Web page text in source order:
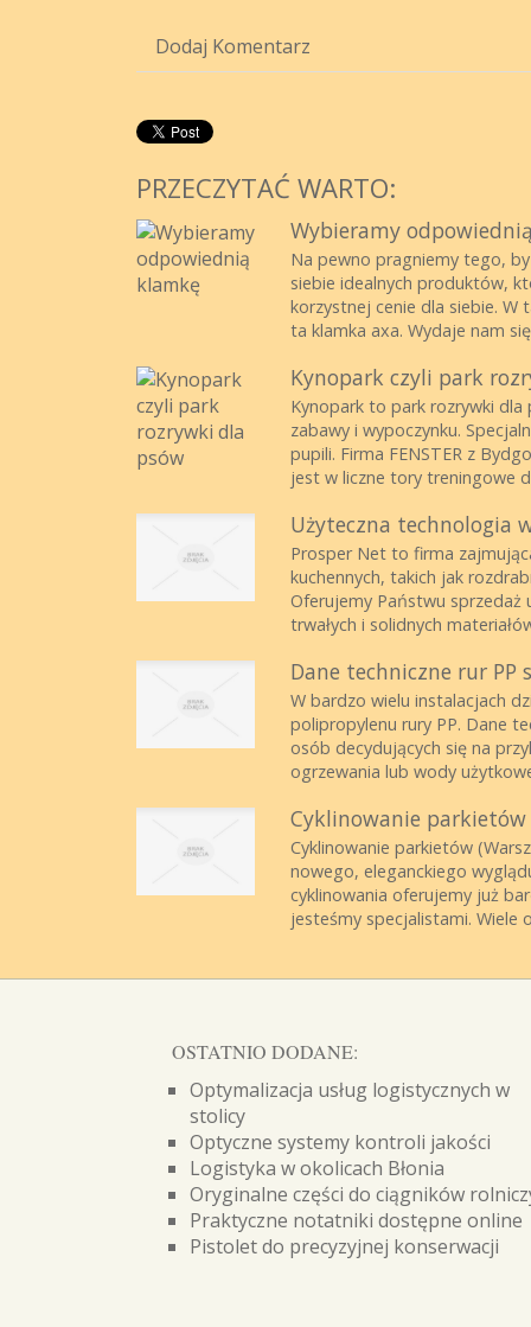
Dodaj Komentarz
PRZECZYTAĆ WARTO:
Wybieramy
Na pewno pragniemy tego, by
siebie idealnych produktów,
korzystnej cenie dla siebie. W
ta klamka axa. Wydaje nam
Kynopark czyli park
Kynopark to park rozrywki
zabawy i wypoczynku.
pupili. Firma FENSTER z
jest w liczne tory treningowe
Użyteczna technologia
Prosper Net to firma
kuchennych, takich jak
Oferujemy Państwu sprzedaż
trwałych i solidnych
Dane techniczne rur PP
W bardzo wielu instalacjach
polipropylenu rury PP. Dane
osób decydujących się na
ogrzewania lub wody
Cyklinowanie
Cyklinowanie parkietów
nowego, eleganckiego
cyklinowania oferujemy już
jesteśmy specjalistami. Wiele
OSTATNIO DODANE:
Optymalizacja usług logistycznych w
stolicy
Optyczne systemy kontroli jakości
Logistyka w okolicach Błonia
Oryginalne części do ciągników
Praktyczne notatniki dostępne online
Pistolet do precyzyjnej konserwacji